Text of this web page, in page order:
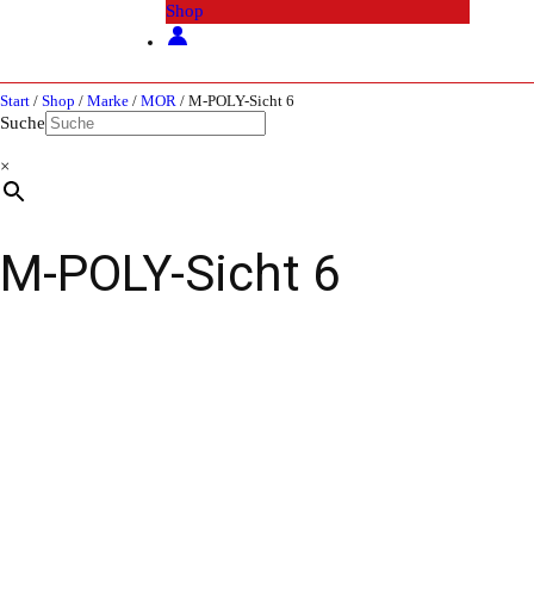
Shop
Start / Shop / Marke / MOR / M-POLY-Sicht 6
Suche
×
M-POLY-Sicht 6